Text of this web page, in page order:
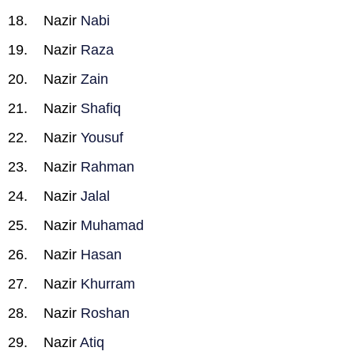
Nazir Nabi
Nazir Raza
Nazir Zain
Nazir Shafiq
Nazir Yousuf
Nazir Rahman
Nazir Jalal
Nazir Muhamad
Nazir Hasan
Nazir Khurram
Nazir Roshan
Nazir Atiq